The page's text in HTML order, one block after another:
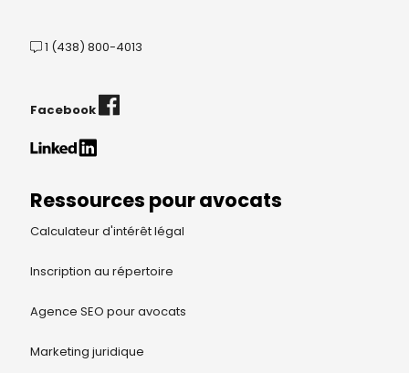
1 (438) 800-4013
Facebook
Ressources pour avocats
Calculateur d'intérêt légal
Inscription au répertoire
Agence SEO pour avocats
Marketing juridique